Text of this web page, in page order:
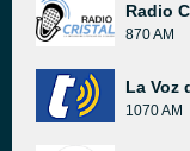
Radio
870 AM
La Voz
1070 AM